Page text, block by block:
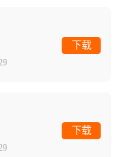
下载
下载